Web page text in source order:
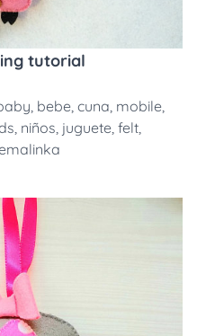
tutorial
, bebe, cuna, mobile,
, niños, juguete, felt,